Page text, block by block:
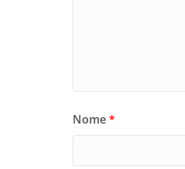
Nome*